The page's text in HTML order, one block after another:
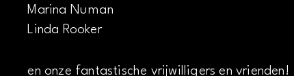
Marina Numan
Linda Rooker
en onze fantastische vrijwilligers en vrienden!